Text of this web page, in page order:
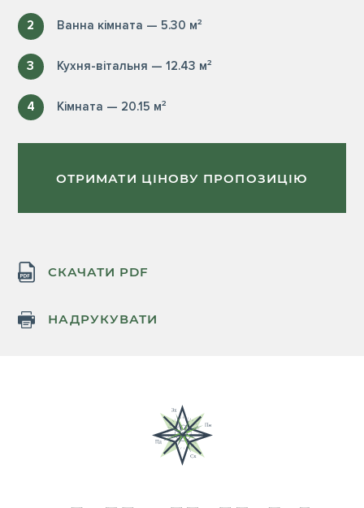
2 Ванна кімната — 5.30 м²
3 Кухня-вітальня — 12.43 м²
4 Кімната — 20.15 м²
ОТРИМАТИ ЦІНОВУ ПРОПОЗИЦІЮ
СКАЧАТИ PDF
НАДРУКУВАТИ